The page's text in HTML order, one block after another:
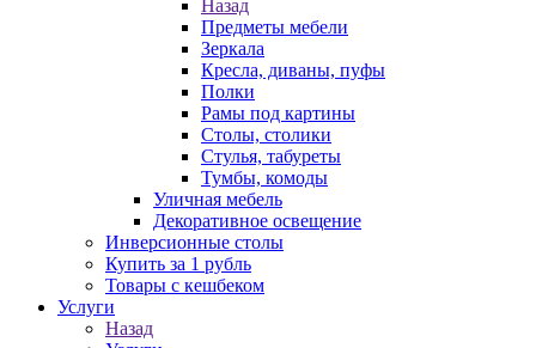
Назад
Предметы мебели
Зеркала
Кресла, диваны, пуфы
Полки
Рамы под картины
Столы, столики
Стулья, табуреты
Тумбы, комоды
Уличная мебель
Декоративное освещение
Инверсионные столы
Купить за 1 рубль
Товары с кешбеком
Услуги
Назад